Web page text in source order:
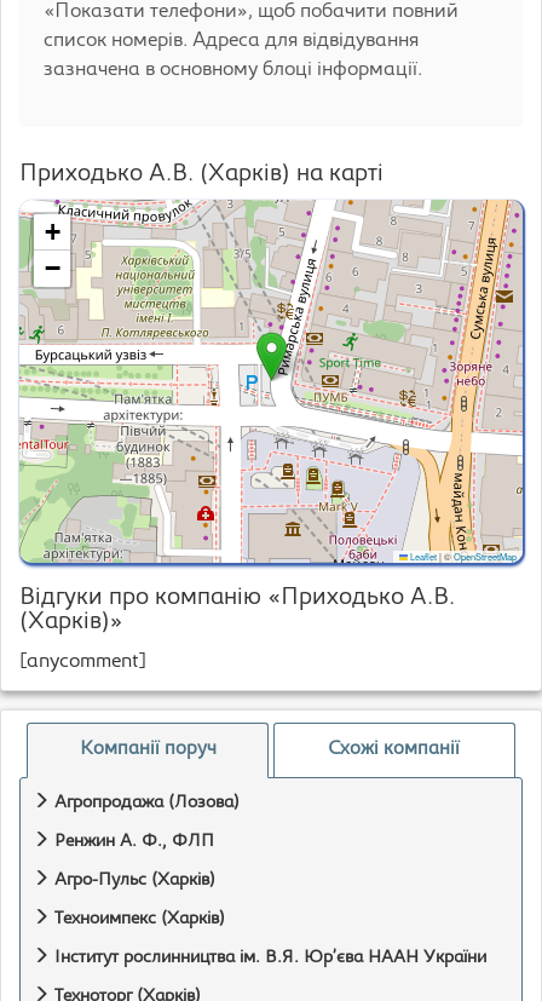
«Показати телефони», щоб побачити повний
список номерів. Адреса для відвідування
зазначена в основному блоці інформації.
Приходько А.В. (Харків) на карті
+
−
Leaflet|©OpenStreetMap
Відгуки про компанію «Приходько А.В.
(Харків)»
[anycomment]
Компанії поруч Схожі компанії
Агропродажа (Лозова)
Ренжин А. Ф., ФЛП
Агро-Пульс (Харків)
Техноимпекс (Харків)
Інститут рослинництва ім. В.Я. Юр’єва НААН України
Техноторг (Харків)